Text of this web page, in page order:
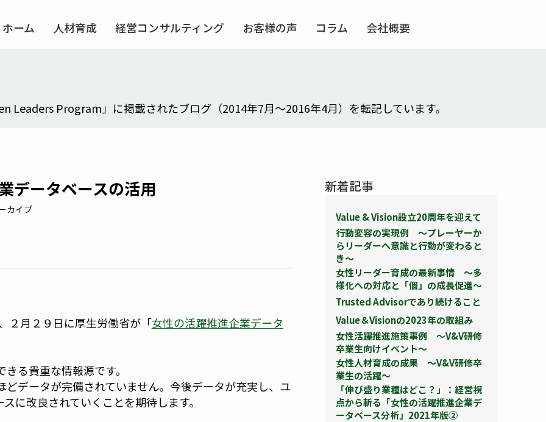
ホーム 人材育成 経営コンサルティング お客様の声 コラム 会社概要
Value & Vision設立20周年を迎えて
行動変容の実現例 ～プレーヤーか
らリーダーへ意識と行動が変わると
き～
女性リーダー育成の最新事情 ～多
様化への対応と「個」の成長促進～
Trusted Advisorであり続けること
Value＆Visionの2023年の取組み
女性活躍推進施策事例 ～V&V研修
卒業生向けイベント～
女性人材育成の成果 ～V&V研修卒
業生の活躍～
「伸び盛り業種はどこ？」：経営視
点から斬る「女性の活躍推進企業デ
ータベース分析」2021年版②
新着記事
２月２９日に厚生労働省が「女性の活躍推進企業データ
る貴重な情報源です。
データが完備されていません。今後データが充実し、ユ
に改良されていくことを期待します。
カイブ
データベースの活用
Leaders Program」に掲載されたブログ（2014年7月～2016年4月）を転記しています。